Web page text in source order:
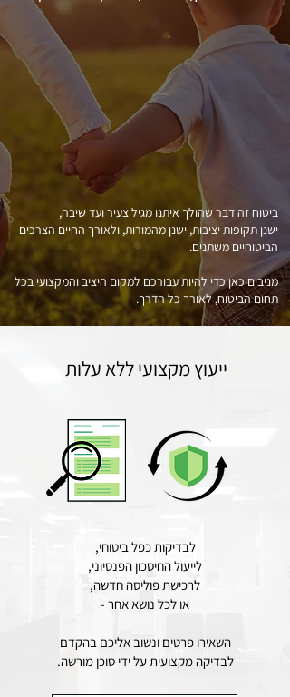
ביטוח זה דבר שהולך איתנו מגיל צעיר ועד שיבה,
ישנן תקופות יציבות, ישנן מהמורות, ולאורך החיים הצרכים
הביטוחיים משתנים.
מניבים כאן כדי להיות עבורכם למקום היציב והמקצועי בכל
תחום הביטוח, לאורך כל הדרך.
ייעוץ מקצועי ללא עלות
לבדיקות כפל ביטוחי,
לייעול החיסכון הפנסיוני,
לרכישת פוליסה חדשה,
או לכל נושא אחר -
השאירו פרטים ונשוב אליכם בהקדם
לבדיקה מקצועית על ידי סוכן מורשה.